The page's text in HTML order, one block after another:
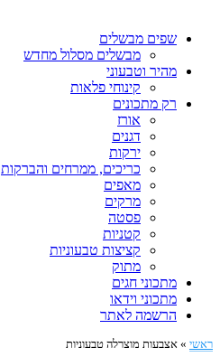
שפים מבשלים
מבשלים מסלול מחדש
מהיר וטבעוני
קינוחי פלאות
רק מתכונים
אורז
דגנים
ירקות
כריכים, ממרחים והברקות
מאפים
מרקים
פסטה
קטניות
קציצות טבעוניות
מתוק
מתכוני חגים
מתכוני וידאו
הרשמה לאתר
ראשי » אצבעות מוצרלה טבעוניות